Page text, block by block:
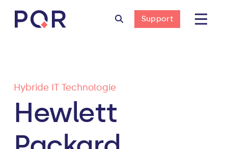
Support
Hybride IT Technologie
Hewlett